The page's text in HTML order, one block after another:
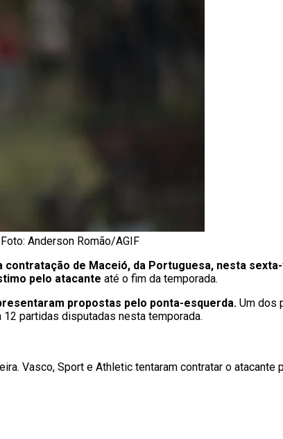
Anderson Romão/AGIF
contratação de Maceió, da Portuguesa, nesta
pelo atacante até o fim da temporada.
propostas pelo ponta-esquerda. Um dos
partidas disputadas nesta temporada.
Vasco, Sport e Athletic tentaram contratar o atacante